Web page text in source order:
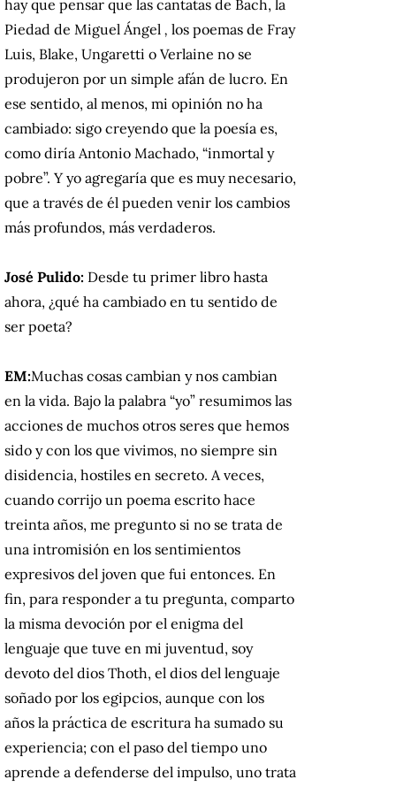
hay que pensar que las cantatas de Bach, la
Piedad de Miguel Ángel , los poemas de Fray
Luis, Blake, Ungaretti o Verlaine no se
produjeron por un simple afán de lucro. En
ese sentido, al menos, mi opinión no ha
cambiado: sigo creyendo que la poesía es,
como diría Antonio Machado, “inmortal y
pobre”. Y yo agregaría que es muy necesario,
que a través de él pueden venir los cambios
más profundos, más verdaderos.
José Pulido: Desde tu primer libro hasta
ahora, ¿qué ha cambiado en tu sentido de
ser poeta?
EM:Muchas cosas cambian y nos cambian
en la vida. Bajo la palabra “yo” resumimos las
acciones de muchos otros seres que hemos
sido y con los que vivimos, no siempre sin
disidencia, hostiles en secreto. A veces,
cuando corrijo un poema escrito hace
treinta años, me pregunto si no se trata de
una intromisión en los sentimientos
expresivos del joven que fui entonces. En
fin, para responder a tu pregunta, comparto
la misma devoción por el enigma del
lenguaje que tuve en mi juventud, soy
devoto del dios Thoth, el dios del lenguaje
soñado por los egipcios, aunque con los
años la práctica de escritura ha sumado su
experiencia; con el paso del tiempo uno
aprende a defenderse del impulso, uno trata